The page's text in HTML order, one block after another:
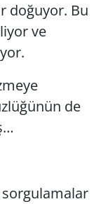
doğuyor. Bu
ve
de